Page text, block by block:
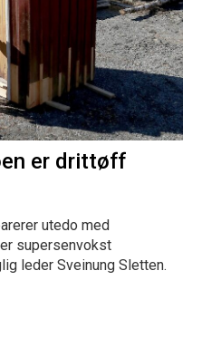
er drittøff
utedo med
supersenvokst
leder Sveinung Sletten.